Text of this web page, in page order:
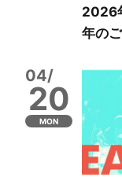
2026
年の
04/
20
MON